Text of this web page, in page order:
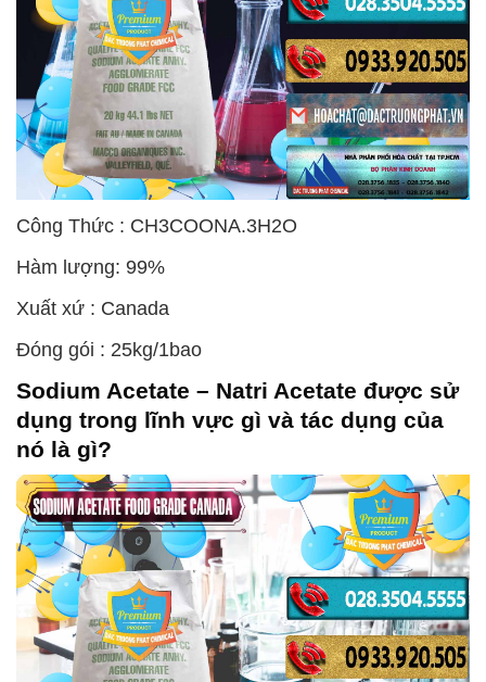
Công Thức : CH3COONA.3H2O
Hàm lượng: 99%
Xuất xứ : Canada
Đóng gói : 25kg/1bao
Sodium Acetate – Natri Acetate được sử
dụng trong lĩnh vực gì và tác dụng của
nó là gì?